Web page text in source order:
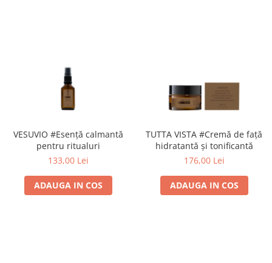
VESUVIO #Esență calmantă
pentru ritualuri
133,00 Lei
ADAUGA IN COS
TUTTA VISTA #Cremă de față
hidratantă și tonificantă
176,00 Lei
ADAUGA IN COS